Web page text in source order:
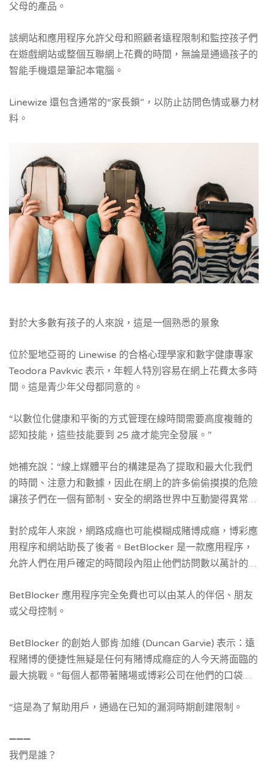
父母的產品。
該網站和應用程序允許父母和照顧者遠程限制和監控孩子們
在遊戲網站或整個互聯網上花費的時間，無論是通過孩子的
智能手機還是筆記本電腦。
Linewize 還包含通常的“家長鎖”，以防止訪問色情或暴力材
料。
對於大多數有孩子的人來說，這是一個熟悉的景象
位於聖地亞哥的 Linewise 的合格心理學家和數字健康專家
Teodora Pavkvic 表示，年輕人特別容易在網上花費太多時
間。這是青少年父母都同意的。
“以數位化健康和平衡的方式管理在線時間需要高度複雜的
認知技能，這些技能要到 25 歲才能完全發展。”
她補充說：“線上媒體平台的構建是為了提取和最大化我們
的時間、注意力和數據，因此在網上的許多偷偷摸摸的危險
讓孩子們在一個有節制、安全的網路世界中互動變得異常困
對於成年人來說，網路成癮也可能模糊成賭博成癮，博彩應
用程序和網站助長了後者。BetBlocker 是一款應用程序，
允許人們在用戶確定的時間段內阻止他們訪問數以萬計的賭
人無法訪問賭博平台。
BetBlocker 應用程序完全免費也可以由某人的伴侶、朋友
或父母控制。
BetBlocker 的創始人鄧肯·加維 (Duncan Garvie) 表示：遠
程賭博的便捷性無疑是任何有賭博成癮症的人今天將面臨的
最大挑戰。“每個人都帶著賭場或博彩公司在他們的口袋里
時、數天或數週。人們還可以使用該應用程序來阻止其他網
“這是為了幫助用戶，通過在已知的漏洞時期創建限制。
➖➖➖
我們是誰？